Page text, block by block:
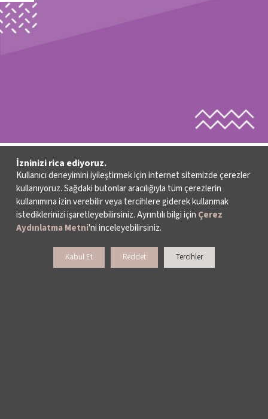
FREIBURG BAROK ORKESTRASI
İzninizi rica ediyoruz.
Kullanıcı deneyimini iyileştirmek için internet sitemizde çerezler
kullanıyoruz. Sağdaki butonlar aracılığıyla tüm çerezlerin
kullanımına izin verebilir veya tercihlere giderek kullanmak
istediklerinizi işaretleyebilirsiniz. Ayrıntılı bilgi için Çerez
Aydınlatma Metni'ni inceleyebilirsiniz.
Kabul Et Reddet Tercihler